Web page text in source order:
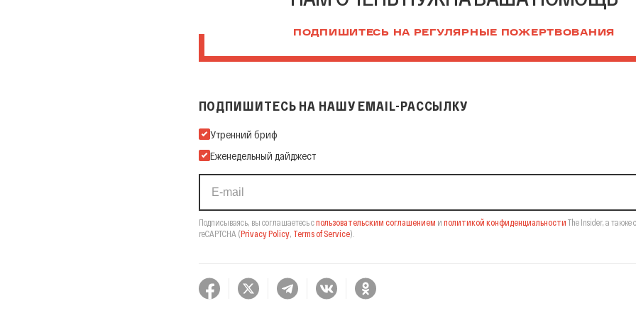
ПОДПИШИТЕСЬ НА РЕГУЛЯРНЫЕ ПОЖЕРТВОВАНИЯ
ПОДПИШИТЕСЬ НА НАШУ EMAIL-РАССЫЛКУ
Подпишитесь на нашу Email-рассылку
Утренний бриф
Еженедельный дайджест
Подписываясь, вы соглашаетесь спользовательским соглашением и политикой конфиденциальности The Insider, а также
reCAPTCHA (Privacy Policy, Terms of Service).